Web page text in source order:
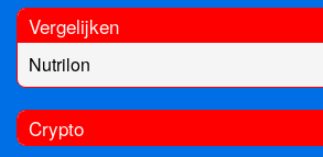
Vergelijken
Nutrilon
Crypto